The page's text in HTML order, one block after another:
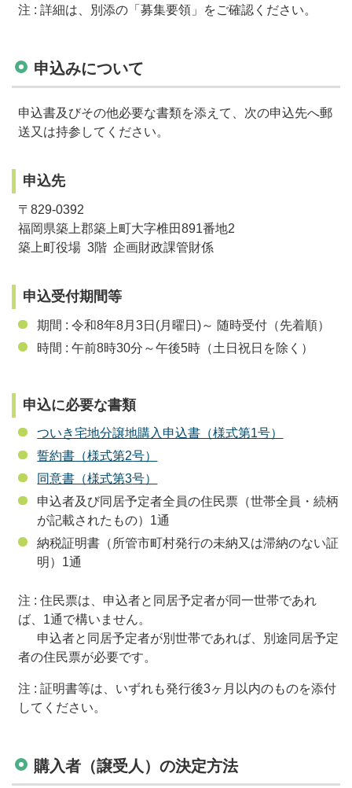
注 : 詳細は、別添の「募集要領」をご確認ください。
申込みについて
申込書及びその他必要な書類を添えて、次の申込先へ郵
送又は持参してください。
申込先
〒829-0392
福岡県築上郡築上町大字椎田891番地2
築上町役場3階 企画財政課管財係
申込受付期間等
期間 : 令和8年8月3日(月曜日)～ 随時受付（先着順）
時間 : 午前8時30分～午後5時（土日祝日を除く）
申込に必要な書類
ついき宅地分譲地購入申込書（様式第1号）
誓約書（様式第2号）
同意書（様式第3号）
申込者及び同居予定者全員の住民票（世帯全員・続柄
が記載されたもの） 1通
納税証明書（所管市町村発行の未納又は滞納のない証
明） 1通
注 : 住民票は、申込者と同居予定者が同一世帯であれ
ば、 1通で構いません。
申込者と同居予定者が別世帯であれば、別途同居予定
者の住民票が必要です。
注 : 証明書等は、いずれも発行後3ヶ月以内のものを添付
してください。
購入者（譲受人）の決定方法